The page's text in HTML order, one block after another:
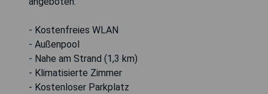
- Kostenfreies WLAN
- Außenpool
- Nahe am Strand (1,3 km)
- Klimatisierte Zimmer
- Kostenloser Parkplatz